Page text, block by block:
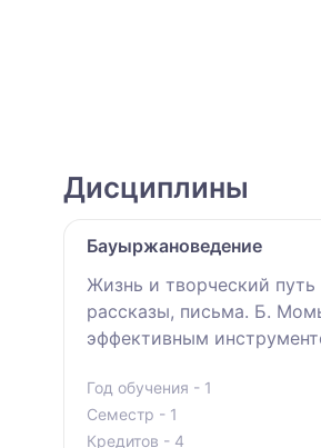
Дисциплины
Бауыржановедение
Жизнь и творческий
рассказы, письма. Б.
эффективным
Год обучения - 1
Семестр - 1
Кредитов - 4